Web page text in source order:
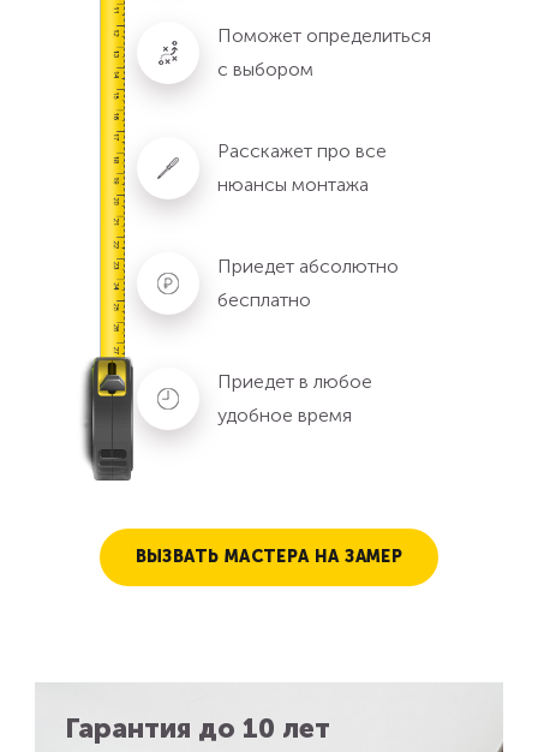
Поможет определиться
с выбором
Расскажет про все
нюансы монтажа
Приедет абсолютно
бесплатно
Приедет в любое
удобное время
ВЫЗВАТЬ МАСТЕРА НА ЗАМЕР
Гарантия до 10 лет